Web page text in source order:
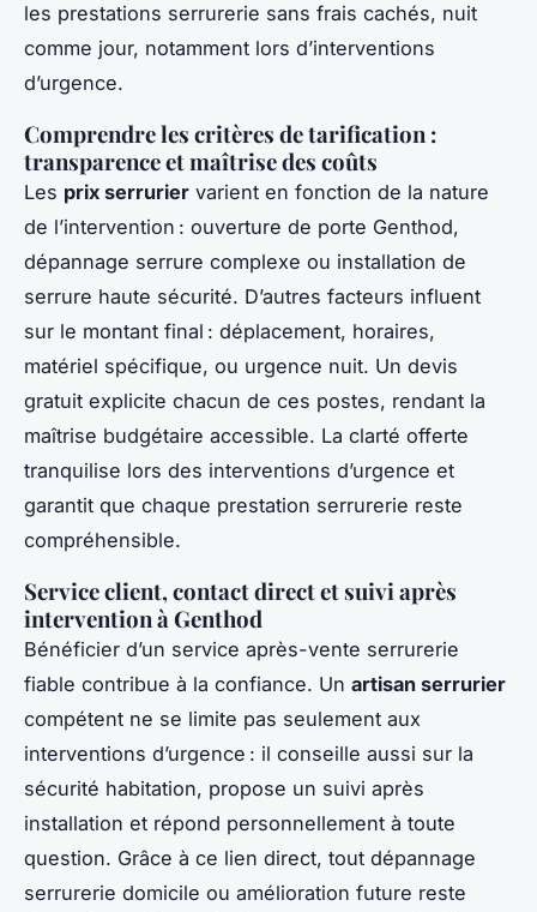
les prestations serrurerie sans frais cachés, nuit
comme jour, notamment lors d’interventions
d’urgence.
Comprendre les critères de tarification :
transparence et maîtrise des coûts
Les prix serrurier varient en fonction de la nature
de l’intervention : ouverture de porte Genthod,
dépannage serrure complexe ou installation de
serrure haute sécurité. D’autres facteurs influent
sur le montant final : déplacement, horaires,
matériel spécifique, ou urgence nuit. Un devis
gratuit explicite chacun de ces postes, rendant la
maîtrise budgétaire accessible. La clarté offerte
tranquilise lors des interventions d’urgence et
garantit que chaque prestation serrurerie reste
compréhensible.
Service client, contact direct et suivi après
intervention à Genthod
Bénéficier d’un service après-vente serrurerie
fiable contribue à la confiance. Un artisan serrurier
compétent ne se limite pas seulement aux
interventions d’urgence : il conseille aussi sur la
sécurité habitation, propose un suivi après
installation et répond personnellement à toute
question. Grâce à ce lien direct, tout dépannage
serrurerie domicile ou amélioration future reste